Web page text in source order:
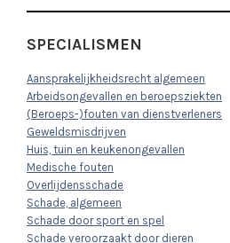
SPECIALISMEN
Aansprakelijkheidsrecht algemeen
Arbeidsongevallen en beroepsziekten
(Beroeps-)fouten van dienstverleners
Geweldsmisdrijven
Huis, tuin en keukenongevallen
Medische fouten
Overlijdensschade
Schade, algemeen
Schade door sport en spel
Schade veroorzaakt door dieren